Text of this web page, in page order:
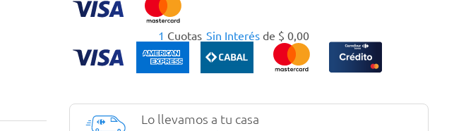
1 Cuotas Sin Interésde $ 0,00
Lo llevamos a tu casa